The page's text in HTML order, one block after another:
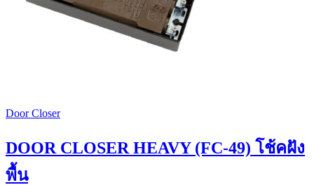
Door Closer
DOOR CLOSER HEAVY (FC-49) โช้คฝัง
พื้น